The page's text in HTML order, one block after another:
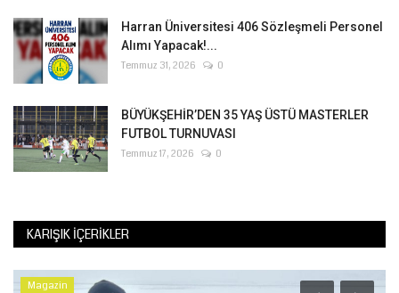
Harran Üniversitesi 406 Sözleşmeli Personel
Alımı Yapacak!...
Temmuz 31, 2026 0
BÜYÜKŞEHİR’DEN 35 YAŞ ÜSTÜ MASTERLER
FUTBOL TURNUVASI
Temmuz 17, 2026 0
KARIŞIK İÇERIKLER
Magazin